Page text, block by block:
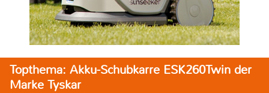
Topthema: Akku-Schubkarre ESK260Twin der
Marke Tyskar